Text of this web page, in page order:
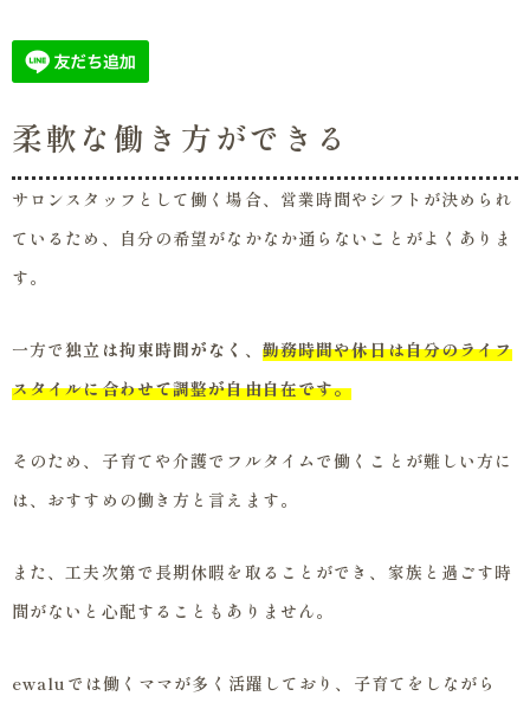
柔軟な働き方ができる
サロンスタッフとして働く場合、営業時間やシフトが決められ
ているため、自分の希望がなかなか通らないことがよくありま
す。
一方で 独立は拘束時間がなく、 勤務時間や休日は自分のライフ
スタイルに合わせて調整が自由自在です。
そのため、子育てや介護でフルタイムで働くことが難しい方に
は、おすすめの働き方と言えます。
また、工夫次第で長期休暇を取ることができ、家族と過ごす時
間がないと心配することもありません。
ewaluでは働くママが多く活躍しており、子育てをしながら